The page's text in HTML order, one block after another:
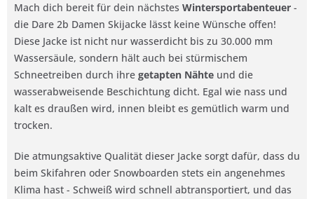
Mach dich bereit für dein nächstes Wintersportabenteuer -
die Dare 2b Damen Skijacke lässt keine Wünsche offen!
Diese Jacke ist nicht nur wasserdicht bis zu 30.000 mm
Wassersäule, sondern hält auch bei stürmischem
Schneetreiben durch ihre getapten Nähte und die
wasserabweisende Beschichtung dicht. Egal wie nass und
kalt es draußen wird, innen bleibt es gemütlich warm und
trocken.
Die atmungsaktive Qualität dieser Jacke sorgt dafür, dass du
beim Skifahren oder Snowboarden stets ein angenehmes
Klima hast - Schweiß wird schnell abtransportiert, und das